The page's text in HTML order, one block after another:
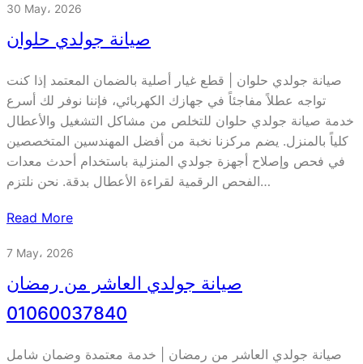
30 May، 2026
صيانة جولدي حلوان
صيانة جولدي حلوان | قطع غيار أصلية بالضمان المعتمد إذا كنت
تواجه عطلاً مفاجئاً في جهازك الكهربائي، فإننا نوفر لك أسرع
خدمة صيانة جولدي حلوان للتخلص من مشاكل التشغيل والأعطال
كلياً بالمنزل. يضم مركزنا نخبة من أفضل المهندسين المتخصصين
في فحص وإصلاح أجهزة جولدي المنزلية باستخدام أحدث معدات
الفحص الرقمية لقراءة الأعطال بدقة. نحن نلتزم…
Read More
7 May، 2026
صيانة جولدي العاشر من رمضان
01060037840
صيانة جولدي العاشر من رمضان | خدمة معتمدة وضمان شامل